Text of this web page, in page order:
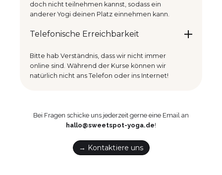
doch nicht teilnehmen kannst, sodass ein
anderer Yogi deinen Platz einnehmen kann.
Telefonische Erreichbarkeit
Bitte hab Verständnis, dass wir nicht immer
online sind. Während der Kurse können wir
natürlich nicht ans Telefon oder ins Internet!
Bei Fragen schicke uns jederzeit gerne eine Email an
hallo@sweetspot-yoga.de!
→ Kontaktiere uns